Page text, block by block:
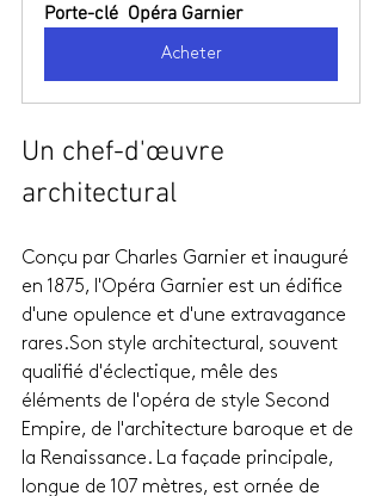
Porte-clé  Opéra Garnier
Acheter
Un chef-d'œuvre
architectural
Conçu par Charles Garnier et inauguré
en 1875, l'Opéra Garnier est un édifice
d'une opulence et d'une extravagance
rares.Son style architectural, souvent
qualifié d'éclectique, mêle des
éléments de l'opéra de style Second
Empire, de l'architecture baroque et de
la Renaissance. La façade principale,
longue de 107 mètres, est ornée de